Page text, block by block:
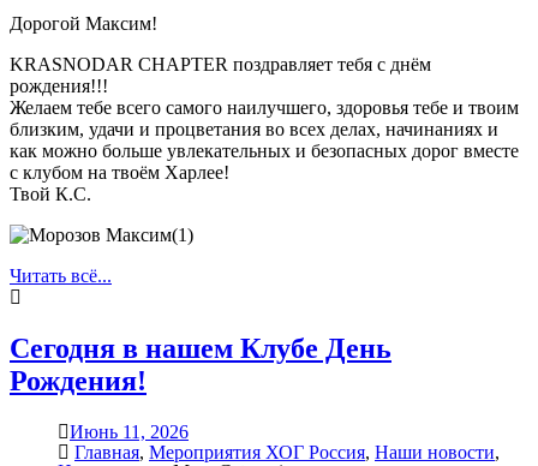
Дорогой Максим!
KRASNODAR CHAPTER поздравляет тебя с днём
рождения!!!
Желаем тебе всего самого наилучшего, здоровья тебе и твоим
близким, удачи и процветания во всех делах, начинаниях и
как можно больше увлекательных и безопасных дорог вместе
с клубом на твоём Харлее!
Твой К.С.
Читать всё...
Сегодня в нашем Клубе День
Рождения!
Июнь 11, 2026
Главная, Мероприятия ХОГ Россия, Наши новости,